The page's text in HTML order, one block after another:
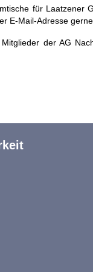
für Laatzener
E-Mail-Adresse
der AG